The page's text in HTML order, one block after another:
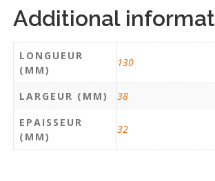
Additional
LONGUEUR
(MM)
130
LARGEUR (MM)
38
EPAISSEUR
(MM)
32